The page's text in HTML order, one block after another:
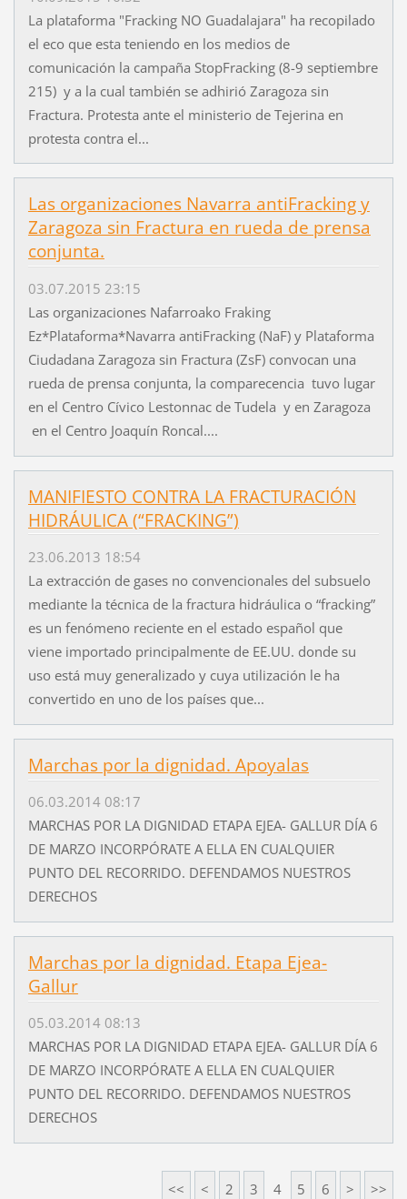
La plataforma "Fracking NO Guadalajara" ha recopilado
el eco que esta teniendo en los medios de
comunicación la campaña StopFracking (8-9 septiembre
215) y a la cual también se adhirió Zaragoza sin
Fractura. Protesta ante el ministerio de Tejerina en
protesta contra el...
Las organizaciones Navarra antiFracking y
Zaragoza sin Fractura en rueda de prensa
conjunta.
03.07.2015 23:15
Las organizaciones Nafarroako Fraking
Ez*Plataforma*Navarra antiFracking (NaF) y Plataforma
Ciudadana Zaragoza sin Fractura (ZsF) convocan una
rueda de prensa conjunta, la comparecencia tuvo lugar
en el Centro Cívico Lestonnac de Tudela y en Zaragoza
en el Centro Joaquín Roncal....
MANIFIESTO CONTRA LA FRACTURACIÓN
HIDRÁULICA (“FRACKING”)
23.06.2013 18:54
La extracción de gases no convencionales del subsuelo
mediante la técnica de la fractura hidráulica o “fracking”
es un fenómeno reciente en el estado español que
viene importado principalmente de EE.UU. donde su
uso está muy generalizado y cuya utilización le ha
convertido en uno de los países que...
Marchas por la dignidad. Apoyalas
06.03.2014 08:17
MARCHAS POR LA DIGNIDAD ETAPA EJEA- GALLUR DÍA 6
DE MARZO INCORPÓRATE A ELLA EN CUALQUIER
PUNTO DEL RECORRIDO. DEFENDAMOS NUESTROS
DERECHOS
Marchas por la dignidad. Etapa Ejea-
Gallur
05.03.2014 08:13
MARCHAS POR LA DIGNIDAD ETAPA EJEA- GALLUR DÍA 6
DE MARZO INCORPÓRATE A ELLA EN CUALQUIER
PUNTO DEL RECORRIDO. DEFENDAMOS NUESTROS
DERECHOS
<< < 2 3 4 5 6 > >>